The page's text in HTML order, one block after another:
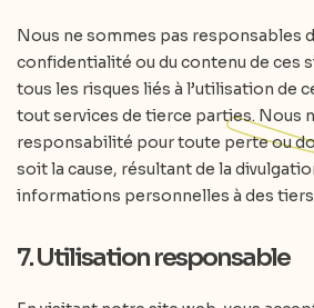
Nous ne sommes pas responsables
confidentialité ou du contenu de ces
tous les risques liés à l’utilisation de
tout services de tierce parties. Nous
responsabilité pour toute perte ou
soit la cause, résultant de la
informations personnelles à des
7. Utilisation responsable